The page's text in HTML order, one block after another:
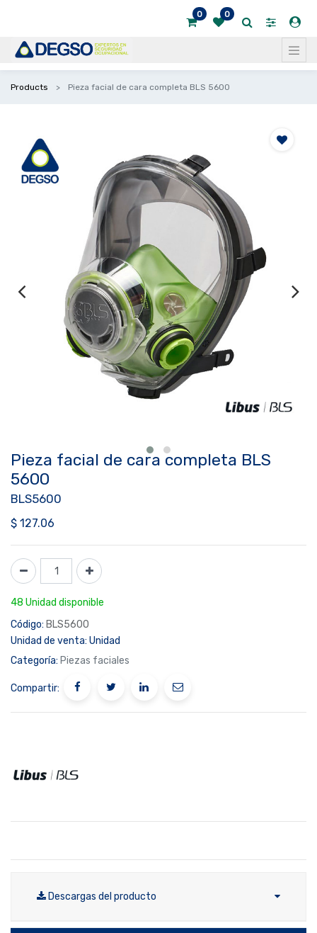
0 0
Products Pieza facial de cara completa BLS 5600
Pieza facial de cara completa BLS
5600
BLS5600
$ 127.06
48 Unidad disponible
Código: BLS5600
Unidad de venta: Unidad
Categoría: Piezas faciales
Compartir:
Descargas del producto